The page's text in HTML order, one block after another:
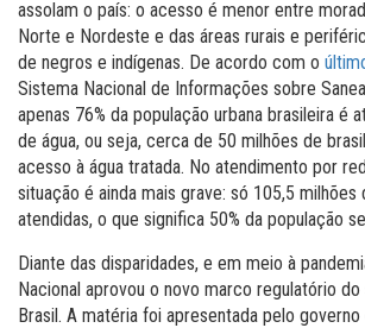
assolam o país: o acesso é menor entre
Norte e Nordeste e das áreas rurais e
de negros e indígenas. De acordo com o
Sistema Nacional de Informações sobre
apenas 76% da população urbana brasileira é
de água, ou seja, cerca de 50 milhões de
acesso à água tratada. No atendimento por
situação é ainda mais grave: só 105,5 milhões
atendidas, o que significa 50% da população
Diante das disparidades, e em meio à
Nacional aprovou o novo marco regulatório do
Brasil. A matéria foi apresentada pelo